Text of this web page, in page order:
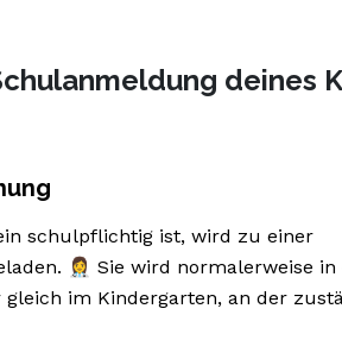
deines
schulpflichtig ist, wird zu einer
👩‍⚕️ Sie wird normalerweise
im Kindergarten, an der